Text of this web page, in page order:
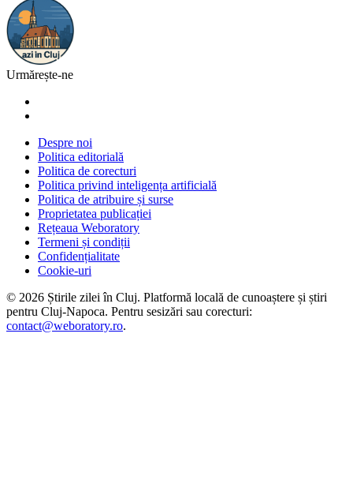
Urmărește-ne
Despre noi
Politica editorială
Politica de corecturi
Politica privind inteligența artificială
Politica de atribuire și surse
Proprietatea publicației
Rețeaua Weboratory
Termeni și condiții
Confidențialitate
Cookie-uri
© 2026 Știrile zilei în Cluj. Platformă locală de cunoaștere și știri
pentru Cluj-Napoca. Pentru sesizări sau corecturi:
contact@weboratory.ro.